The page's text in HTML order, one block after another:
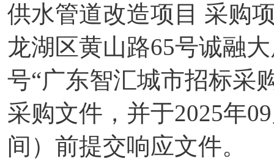
供水管道改造项目 采购
龙湖区黄山路65号诚融
号“广东智汇城市招标采
采购文件，并于2025年
间）前提交响应文件。